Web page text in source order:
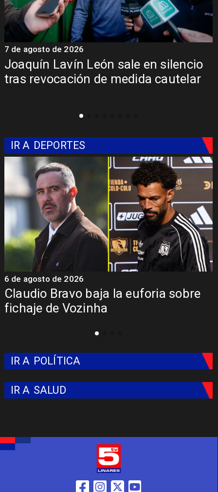
Chile y Venezuela formalizan reinicio
de relaciones consulares
7 de agosto de 2026
IR A DEPORTES
Presentación de Vozinha en Colo
Colo: Fecha, Estadio y Contrato
5 de agosto de 2026
IR A POLÍTICA
IR A SALUD